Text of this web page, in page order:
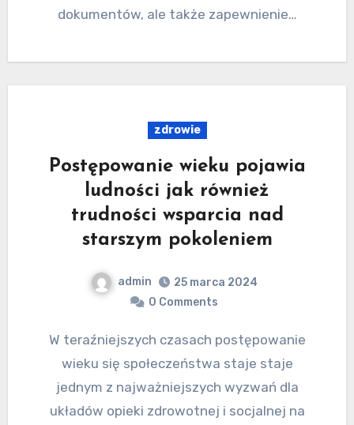
dokumentów, ale także zapewnienie…
zdrowie
Postępowanie wieku pojawia
ludności jak również
trudności wsparcia nad
starszym pokoleniem
admin
25 marca 2024
0 Comments
W teraźniejszych czasach postępowanie
wieku się społeczeństwa staje staje
jednym z najważniejszych wyzwań dla
układów opieki zdrowotnej i socjalnej na